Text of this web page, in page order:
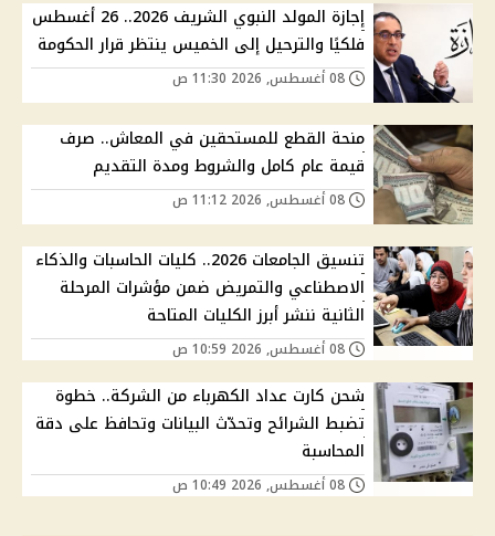
إجازة المولد النبوي الشريف 2026.. 26 أغسطس
فلكيًا والترحيل إلى الخميس ينتظر قرار الحكومة
منحة القطع للمستحقين في المعاش.. صرف
قيمة عام كامل والشروط ومدة التقديم
تنسيق الجامعات 2026.. كليات الحاسبات والذكاء
الاصطناعي والتمريض ضمن مؤشرات المرحلة
الثانية ننشر أبرز الكليات المتاحة
شحن كارت عداد الكهرباء من الشركة.. خطوة
تضبط الشرائح وتحدّث البيانات وتحافظ على دقة
المحاسبة